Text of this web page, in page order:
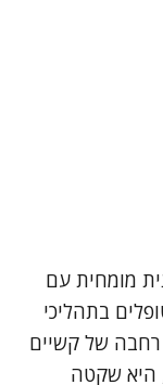
מומחית עם
בתהליכי
רחבה של קשיים
היא שקטה